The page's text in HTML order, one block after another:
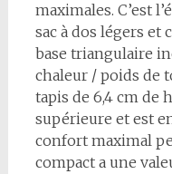
maximales. C’est
sac à dos légers et
base triangulaire
chaleur / poids de
tapis de 6,4 cm de
supérieure et est
confort maximal
compact a une